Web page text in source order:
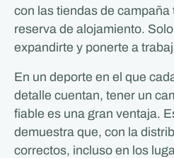
con las tiendas de campaña
reserva de alojamiento.
expandirte y ponerte a
En un deporte en el que
detalle cuentan, tener un
fiable es una gran ventaja.
demuestra que, con la
correctos, incluso en los